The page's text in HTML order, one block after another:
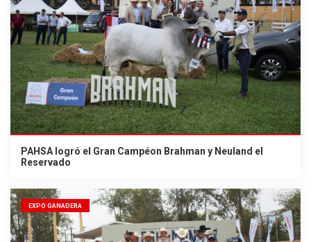
PAHSA logró el Gran Campéon Brahman y Neuland el
Reservado
EXPO GANADERA